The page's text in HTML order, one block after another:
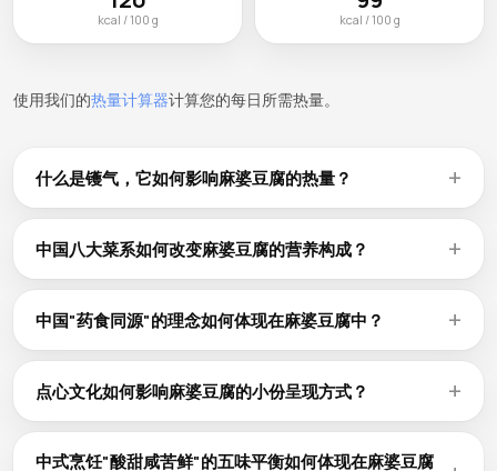
kcal / 100 g kcal / 100 g
使用我们的热量计算器计算您的每日所需热量。
什么是镬气，它如何影响麻婆豆腐的热量？
镬气，字面意思是"锅的呼吸"，是在碳钢炒锅中用极高火候烹
饪时产生的那种带有烟熏和微焦香气的独特风味。要炒出真正
至10倍）以及快速颠锅翻炒的技术。高温短时的烹饪方式用油
量相对较少，却能产生独特的焦化反应。用真正的镬气烹制的
更为丰富复杂，从而减少了对浓厚酱料的依赖。
中国八大菜系如何改变麻婆豆腐的营养构成？
中国八大菜系（粤、川、鲁、苏、闽、浙、湘、徽）以相似的
基础食材烹制出风格迥异的菜肴。粤菜讲究原汁原味、清淡调
量更低。麻婆豆腐每100g含110 kcal，代表的是某一地方流派
的风味；以同一种基础食材为例，粤式与川式的做法每100g脂
中国"药食同源"的理念如何体现在麻婆豆腐中？
中医认为食物与药物同根同源——某些食材按其寒热属性、五
味归经来分类使用。生姜、大枣、枸杞、黄芪等常作为功能性
用价值与烹饪功能。从西方营养学角度来看，这些食材确实含
有可量化的植物化学物质和微量营养素，对核心的蛋白质7.5g
点心文化如何影响麻婆豆腐的小份呈现方式？
点心（饮茶）起源于古丝绸之路沿线粤式茶楼供应的精巧小
食，以蒸、炸、红烧等多种做法，盛于竹笼中上桌，讲究品种
中式烹饪"酸甜咸苦鲜"的五味平衡如何体现在麻婆豆腐